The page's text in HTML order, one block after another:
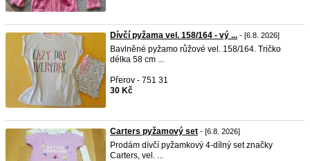
Dívčí pyžama vel. 158/164 - vý ... - [6.8. 2026]
Bavlněné pyžamo růžové vel. 158/164. Tričko
délka 58 cm ...
Přerov - 751 31
30 Kč
Carters pyžamový set - [6.8. 2026]
Prodám dívčí pyžamkový 4-dílný set značky
Carters, vel. ...